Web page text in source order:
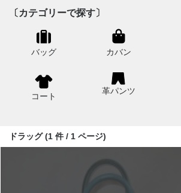
〔カテゴリーで探す〕
バッグ カバン
コート
革パンツ
ドラッグ (1 件 / 1 ページ)